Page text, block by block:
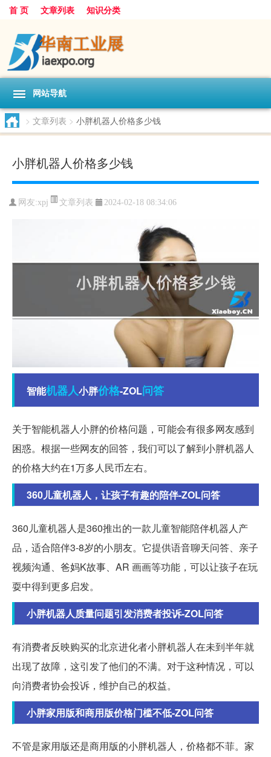
首 页 文章列表 知识分类
网站导航
> 文章列表 > 小胖机器人价格多少钱
小胖机器人价格多少钱
网友:xpj 文章列表 2024-02-18 08:34:06
智能机器人小胖价格-ZOL问答
关于智能机器人小胖的价格问题，可能会有很多网友感到
困惑。根据一些网友的回答，我们可以了解到小胖机器人
的价格大约在1万多人民币左右。
360儿童机器人，让孩子有趣的陪伴-ZOL问答
360儿童机器人是360推出的一款儿童智能陪伴机器人产
品，适合陪伴3-8岁的小朋友。它提供语音聊天问答、亲子
视频沟通、爸妈K故事、AR 画画等功能，可以让孩子在玩
耍中得到更多启发。
小胖机器人质量问题引发消费者投诉-ZOL问答
有消费者反映购买的北京进化者小胖机器人在未到半年就
出现了故障，这引发了他们的不满。对于这种情况，可以
向消费者协会投诉，维护自己的权益。
小胖家用版和商用版价格门槛不低-ZOL问答
不管是家用版还是商用版的小胖机器人，价格都不菲。家